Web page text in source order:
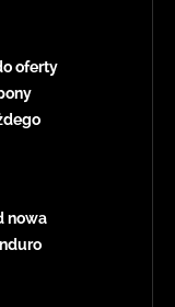
oferty
nowa